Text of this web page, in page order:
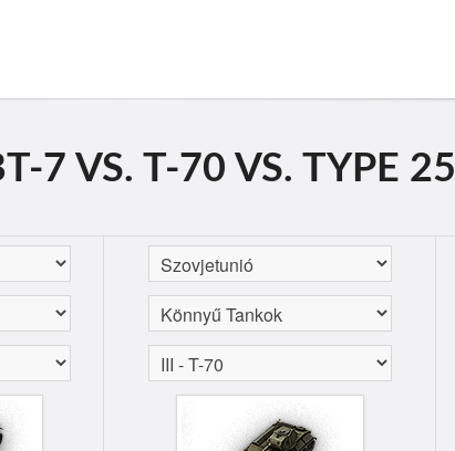
7 VS. T-70 VS. TYPE